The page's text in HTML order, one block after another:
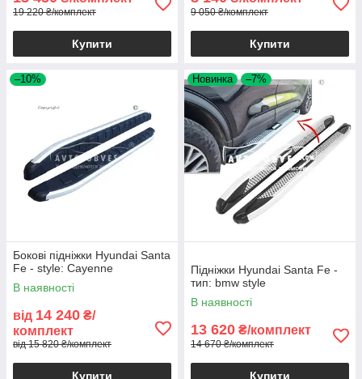
19 220 ₴/комплект
Купити
9 050 ₴/комплект
Купити
–10%
Бокові підніжки Hyundai Santa
Fe - style: Cayenne
В наявності
від 14 240 ₴/
комплект
від 15 820 ₴/комплект
Купити
Новинка –7%
Підніжки Hyundai Santa Fe -
тип: bmw style
В наявності
13 620 ₴/комплект
14 670 ₴/комплект
Купити